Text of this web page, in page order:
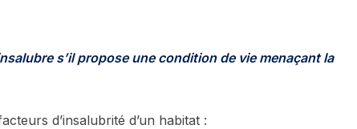
s’il propose une condition de vie menaçant la
d’insalubrité d’un habitat :